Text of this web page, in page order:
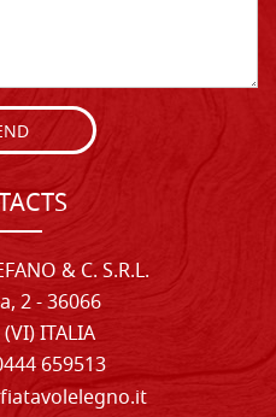
& C. S.R.L.
2 - 36066
ITALIA
659513